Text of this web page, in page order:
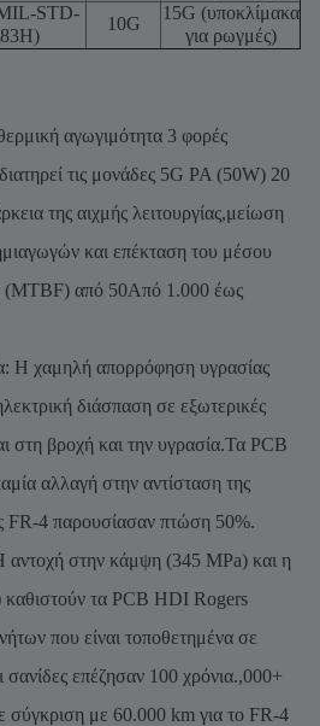
STD-
10G
15G (υποκλίμακα
για ρωγμές)
αγωγιμότητα 3 φορές
τις μονάδες 5G PA (50W) 20
της αιχμής λειτουργίας,μείωση
και επέκταση του μέσου
(MTBF) από 50Από 1.000 έως
Η χαμηλή απορρόφηση υγρασίας
διάσπαση σε εξωτερικές
στη βροχή και την υγρασία.Τα PCB
αλλαγή στην αντίσταση της
FR-4 παρουσίασαν πτώση 50%.
αντοχή στην κάμψη (345 MPa) και η
καθιστούν τα PCB HDI Rogers
που είναι τοποθετημένα σε
σανίδες επέζησαν 100 χρόνια.,000+
σύγκριση με 60.000 km για το FR-4